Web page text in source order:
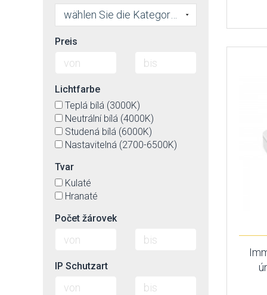
Preis
Lichtfarbe
Teplá bílá (3000K)
Neutrální bílá (4000K)
Studená bílá (6000K)
Nastavitelná (2700-6500K)
Tvar
Kulaté
Hranaté
Počet žárovek
IP Schutzart